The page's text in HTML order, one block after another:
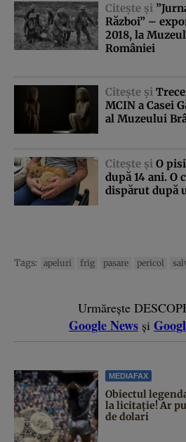
Citeşte şi
Război” –
2018, la
României
Citeşte şi
MCIN a Casei
al Muzeului
Citeşte şi O
după 14 ani. O
dispărut după
Tags: apeluri frig pasare pericol
Urmărește
Google News și
MEDIAFAX
Obiectul
la licitație! Ar
de dolari